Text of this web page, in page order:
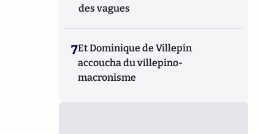
des vagues
7Et Dominique de Villepin
accoucha du villepino-
macronisme